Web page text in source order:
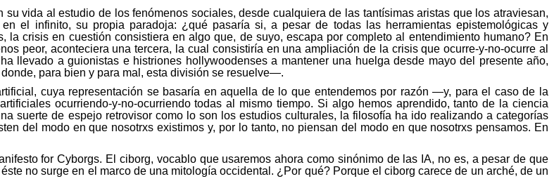
vida al estudio de los fenómenos sociales, desde cualquiera de las tantísimas aristas que los atraviesan,
el infinito, su propia paradoja: ¿qué pasaría si, a pesar de todas las herramientas epistemológicas y
crisis en cuestión consistiera en algo que, de suyo, escapa por completo al entendimiento humano? En
peor, aconteciera una tercera, la cual consistiría en una ampliación de la crisis que ocurre-y-no-ocurre al
llevado a guionistas e histriones hollywoodenses a mantener una huelga desde mayo del presente año,
para bien y para mal, esta división se resuelve—.
cuya representación se basaría en aquella de lo que entendemos por razón —y, para el caso de la
ocurriendo-y-no-ocurriendo todas al mismo tiempo. Si algo hemos aprendido, tanto de la ciencia
suerte de espejo retrovisor como lo son los estudios culturales, la filosofía ha ido realizando a categorías
del modo en que nosotrxs existimos y, por lo tanto, no piensan del modo en que nosotrxs pensamos. En
for Cyborgs. El ciborg, vocablo que usaremos ahora como sinónimo de las IA, no es, a pesar de que
no surge en el marco de una mitología occidental. ¿Por qué? Porque el ciborg carece de un arché, de un